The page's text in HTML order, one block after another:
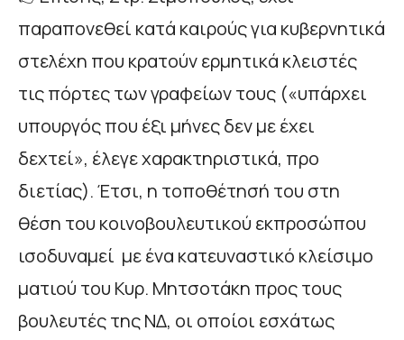
παραπονεθεί κατά καιρούς για κυβερνητικά
στελέχη που κρατούν ερμητικά κλειστές
τις πόρτες των γραφείων τους («υπάρχει
υπουργός που έξι μήνες δεν με έχει
δεχτεί», έλεγε χαρακτηριστικά, προ
διετίας). Έτσι, η τοποθέτησή του στη
θέση του κοινοβουλευτικού εκπροσώπου
ισοδυναμεί με ένα κατευναστικό κλείσιμο
ματιού του Κυρ. Μητσοτάκη προς τους
βουλευτές της ΝΔ, οι οποίοι εσχάτως